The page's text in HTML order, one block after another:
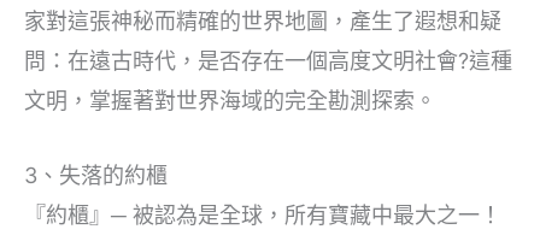
家對這張神秘而精確的世界地圖，產生了遐想和疑
問：在遠古時代，是否存在一個高度文明社會?這種
文明，掌握著對世界海域的完全勘測探索。
3、失落的約櫃
『約櫃』─ 被認為是全球，所有寶藏中最大之一！